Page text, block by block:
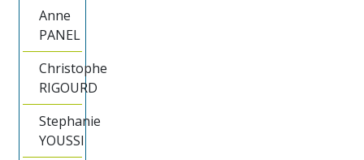
Anne
PANEL
Christophe
RIGOURD
Stephanie
YOUSSI